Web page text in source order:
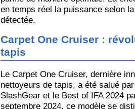
en temps réel la puissance selon
détectée.
Carpet One Cruiser :
tapis
Le Carpet One Cruiser, dernière
nettoyeurs de tapis, a été salué
SlashGear et le Best of IFA 2024
septembre 2024, ce modèle se